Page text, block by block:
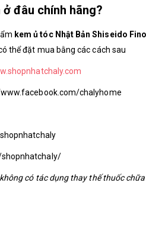
đâu chính hãng?
kem ủ tóc Nhật Bản Shiseido
thể đặt mua bằng các cách sau
chalyhome
có tác dụng thay thế thuốc